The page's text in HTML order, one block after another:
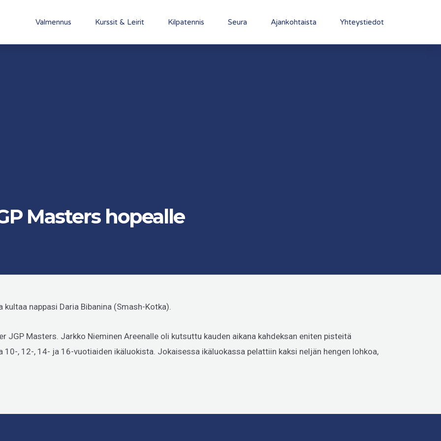
Valmennus Kurssit & Leirit Kilpatennis Seura Ajankohtaista Yhteystiedot
Masters hopealle
nappasi Daria Bibanina (Smash-Kotka).
JGP Masters. Jarkko Nieminen Areenalle oli kutsuttu kauden aikana kahdeksan eniten pisteitä
10-, 12-, 14- ja 16-vuotiaiden ikäluokista. Jokaisessa ikäluokassa pelattiin kaksi neljän hengen lohkoa,